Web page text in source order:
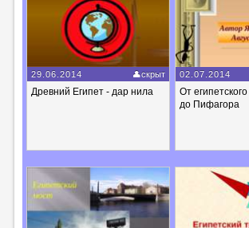
29.06.2014 скрыт
Древний Египет - дар нила
02.07.2014
От
до Пифагора